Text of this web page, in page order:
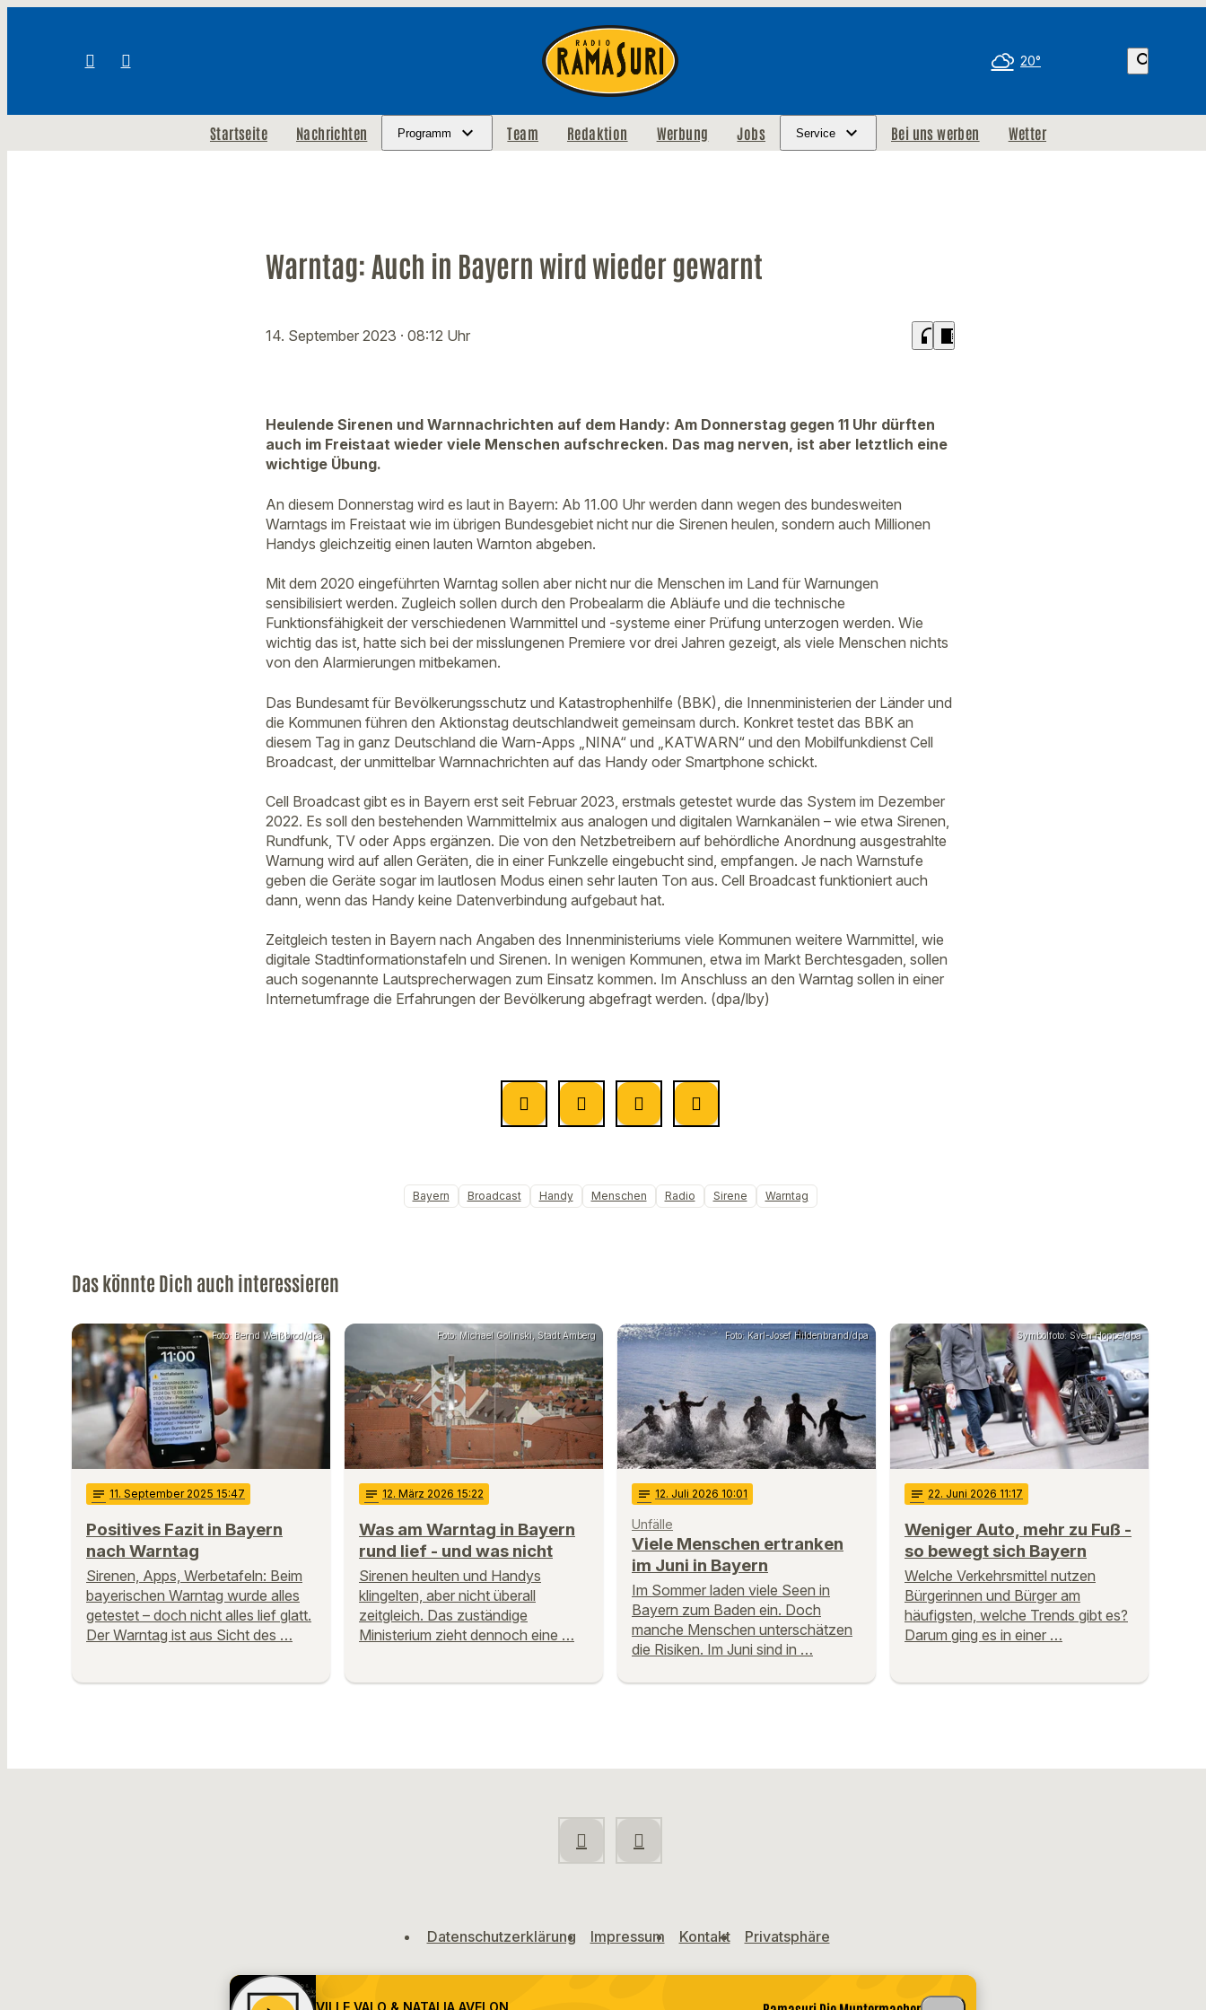
20° search
Startseite Nachrichten Programm Team Redaktion Werbung Jobs Service Bei uns werben Wetter
Warntag: Auch in Bayern wird wieder gewarnt
14. September 2023 · 08:12 Uhr headphones chrome_reader_mode
Heulende Sirenen und Warnnachrichten auf dem Handy: Am Donnerstag gegen 11 Uhr dürften
auch im Freistaat wieder viele Menschen aufschrecken. Das mag nerven, ist aber letztlich eine
wichtige Übung.
An diesem Donnerstag wird es laut in Bayern: Ab 11.00 Uhr werden dann wegen des bundesweiten
Warntags im Freistaat wie im übrigen Bundesgebiet nicht nur die Sirenen heulen, sondern auch Millionen
Handys gleichzeitig einen lauten Warnton abgeben.
Mit dem 2020 eingeführten Warntag sollen aber nicht nur die Menschen im Land für Warnungen
sensibilisiert werden. Zugleich sollen durch den Probealarm die Abläufe und die technische
Funktionsfähigkeit der verschiedenen Warnmittel und -systeme einer Prüfung unterzogen werden. Wie
wichtig das ist, hatte sich bei der misslungenen Premiere vor drei Jahren gezeigt, als viele Menschen nichts
von den Alarmierungen mitbekamen.
Das Bundesamt für Bevölkerungsschutz und Katastrophenhilfe (BBK), die Innenministerien der Länder und
die Kommunen führen den Aktionstag deutschlandweit gemeinsam durch. Konkret testet das BBK an
diesem Tag in ganz Deutschland die Warn-Apps „NINA“ und „KATWARN“ und den Mobilfunkdienst Cell
Broadcast, der unmittelbar Warnnachrichten auf das Handy oder Smartphone schickt.
Cell Broadcast gibt es in Bayern erst seit Februar 2023, erstmals getestet wurde das System im Dezember
2022. Es soll den bestehenden Warnmittelmix aus analogen und digitalen Warnkanälen – wie etwa Sirenen,
Rundfunk, TV oder Apps ergänzen. Die von den Netzbetreibern auf behördliche Anordnung ausgestrahlte
Warnung wird auf allen Geräten, die in einer Funkzelle eingebucht sind, empfangen. Je nach Warnstufe
geben die Geräte sogar im lautlosen Modus einen sehr lauten Ton aus. Cell Broadcast funktioniert auch
dann, wenn das Handy keine Datenverbindung aufgebaut hat.
Zeitgleich testen in Bayern nach Angaben des Innenministeriums viele Kommunen weitere Warnmittel, wie
digitale Stadtinformationstafeln und Sirenen. In wenigen Kommunen, etwa im Markt Berchtesgaden, sollen
auch sogenannte Lautsprecherwagen zum Einsatz kommen. Im Anschluss an den Warntag sollen in einer
Internetumfrage die Erfahrungen der Bevölkerung abgefragt werden. (dpa/lby)
Bayern Broadcast Handy Menschen Radio Sirene Warntag
Das könnte Dich auch interessieren
Foto: Bernd Weißbrod/dpa
notes 11. September 2025 15:47
Positives Fazit in Bayern
nach Warntag
Sirenen, Apps, Werbetafeln: Beim
bayerischen Warntag wurde alles
getestet – doch nicht alles lief glatt.
Der Warntag ist aus Sicht des …
Foto: Michael Golinski, Stadt Amberg
notes 12. März 2026 15:22
Was am Warntag in Bayern
rund lief - und was nicht
Sirenen heulten und Handys
klingelten, aber nicht überall
zeitgleich. Das zuständige
Ministerium zieht dennoch eine …
Foto: Karl-Josef Hildenbrand/dpa
notes 12. Juli 2026 10:01
Unfälle
Viele Menschen ertranken
im Juni in Bayern
Im Sommer laden viele Seen in
Bayern zum Baden ein. Doch
manche Menschen unterschätzen
die Risiken. Im Juni sind in …
Symbolfoto: Sven Hoppe/dpa
notes 22. Juni 2026 11:17
Weniger Auto, mehr zu Fuß -
so bewegt sich Bayern
Welche Verkehrsmittel nutzen
Bürgerinnen und Bürger am
häufigsten, welche Trends gibt es?
Darum ging es in einer …
Datenschutzerklärung Impressum Kontakt Privatsphäre
VILLE VALO & NATALIA AVELON